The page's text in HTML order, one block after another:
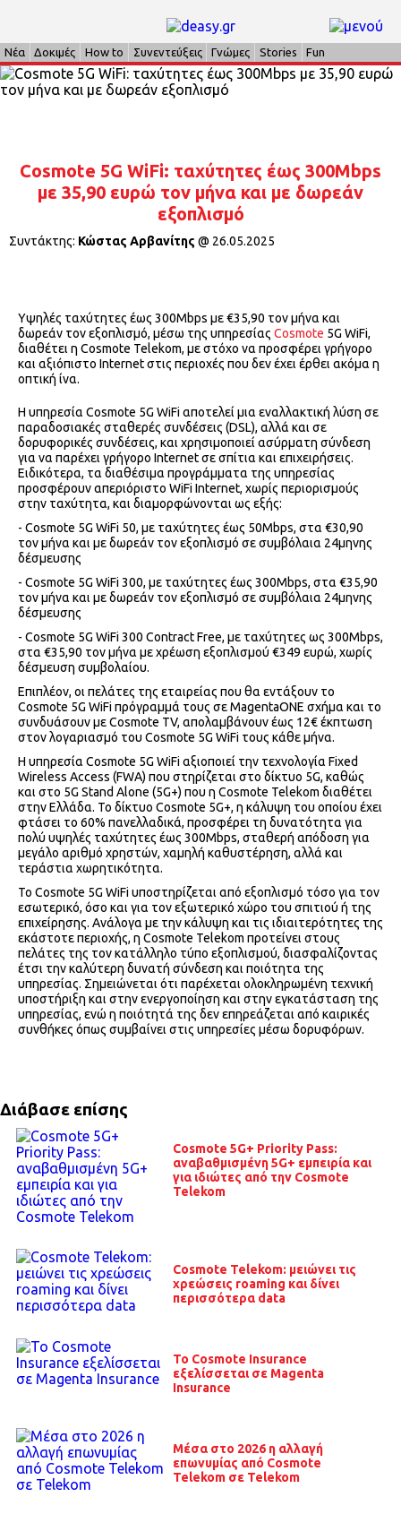
Νέα Δοκιμές How to Συνεντεύξεις Γνώμες Stories Fun
Cosmote 5G WiFi: ταχύτητες έως 300Mbps
με 35,90 ευρώ τον μήνα και με δωρεάν
εξοπλισμό
Συντάκτης: Κώστας Αρβανίτης @ 26.05.2025
Υψηλές ταχύτητες έως 300Mbps με €35,90 τον μήνα και
δωρεάν τον εξοπλισμό, μέσω της υπηρεσίας Cosmote 5G WiFi,
διαθέτει η Cosmote Telekom, με στόχο να προσφέρει γρήγορο
και αξιόπιστο Internet στις περιοχές που δεν έχει έρθει ακόμα η
οπτική ίνα.
Η υπηρεσία Cosmote 5G WiFi αποτελεί μια εναλλακτική λύση σε
παραδοσιακές σταθερές συνδέσεις (DSL), αλλά και σε
δορυφορικές συνδέσεις, και χρησιμοποιεί ασύρματη σύνδεση
για να παρέχει γρήγορο Internet σε σπίτια και επιχειρήσεις.
Ειδικότερα, τα διαθέσιμα προγράμματα της υπηρεσίας
προσφέρουν απεριόριστο WiFi Internet, χωρίς περιορισμούς
στην ταχύτητα, και διαμορφώνονται ως εξής:
- Cosmote 5G WiFi 50, με ταχύτητες έως 50Mbps, στα €30,90
τον μήνα και με δωρεάν τον εξοπλισμό σε συμβόλαια 24μηνης
δέσμευσης
- Cosmote 5G WiFi 300, με ταχύτητες έως 300Mbps, στα €35,90
τον μήνα και με δωρεάν τον εξοπλισμό σε συμβόλαια 24μηνης
δέσμευσης
- Cosmote 5G WiFi 300 Contract Free, με ταχύτητες ως 300Mbps,
στα €35,90 τον μήνα με χρέωση εξοπλισμού €349 ευρώ, χωρίς
δέσμευση συμβολαίου.
Επιπλέον, οι πελάτες της εταιρείας που θα εντάξουν το
Cosmote 5G WiFi πρόγραμμά τους σε MagentaONE σχήμα και το
συνδυάσουν με Cosmote TV, απολαμβάνουν έως 12€ έκπτωση
στον λογαριασμό του Cosmote 5G WiFi τους κάθε μήνα.
Η υπηρεσία Cosmote 5G WiFi αξιοποιεί την τεχνολογία Fixed
Wireless Access (FWA) που στηρίζεται στο δίκτυο 5G, καθώς
και στο 5G Stand Alone (5G+) που η Cosmote Telekom διαθέτει
στην Ελλάδα. Το δίκτυο Cosmote 5G+, η κάλυψη του οποίου έχει
φτάσει το 60% πανελλαδικά, προσφέρει τη δυνατότητα για
πολύ υψηλές ταχύτητες έως 300Mbps, σταθερή απόδοση για
μεγάλο αριθμό χρηστών, χαμηλή καθυστέρηση, αλλά και
τεράστια χωρητικότητα.
Το Cosmote 5G WiFi υποστηρίζεται από εξοπλισμό τόσο για τον
εσωτερικό, όσο και για τον εξωτερικό χώρο του σπιτιού ή της
επιχείρησης. Ανάλογα με την κάλυψη και τις ιδιαιτερότητες της
εκάστοτε περιοχής, η Cosmote Telekom προτείνει στους
πελάτες της τον κατάλληλο τύπο εξοπλισμού, διασφαλίζοντας
έτσι την καλύτερη δυνατή σύνδεση και ποιότητα της
υπηρεσίας. Σημειώνεται ότι παρέχεται ολοκληρωμένη τεχνική
υποστήριξη και στην ενεργοποίηση και στην εγκατάσταση της
υπηρεσίας, ενώ η ποιότητά της δεν επηρεάζεται από καιρικές
συνθήκες όπως συμβαίνει στις υπηρεσίες μέσω δορυφόρων.
Διάβασε επίσης
Cosmote 5G+ Priority Pass:
αναβαθμισμένη 5G+ εμπειρία και
για ιδιώτες από την Cosmote
Telekom
Cosmote Telekom: μειώνει τις
χρεώσεις roaming και δίνει
περισσότερα data
Το Cosmote Insurance
εξελίσσεται σε Magenta
Insurance
Μέσα στο 2026 η αλλαγή
επωνυμίας από Cosmote
Telekom σε Telekom